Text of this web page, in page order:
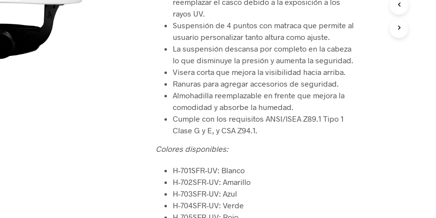
PROTECCIÓN DE PIERNAS Y PIES
Rodilleras y Polainas
Dispositivos de Bloqueo
Kits y Cajas de Bloqueo
DELIMITACIÓN Y CONTROL
Delimitación de Áreas
Control de Derrames
Sistemas Davit y Brazos Pescantes
Cabrestantes y Retráctiles de 3 Vías
Auto Rescate
Accesorios e Instrumentos de Rescate
rayos UV.
Suspensión de 4 puntos con matraca que permite al
usuario personalizar tanto altura como ajuste.
La suspensión descansa por completo en la cabeza
lo que disminuye la presión y aumenta la seguridad.
Visera corta que mejora la visibilidad hacia arriba.
Ranuras para agregar accesorios de seguridad.
Almohadilla reemplazable en frente que mejora la
comodidad y absorbe la humedad.
Cumple con los requisitos ANSI/ISEA Z89.1 Tipo 1
Clase G y E, y CSA Z94.1.
Colores disponibles:
H-701SFR-UV: Blanco
H-702SFR-UV: Amarillo
H-703SFR-UV: Azul
H-704SFR-UV: Verde